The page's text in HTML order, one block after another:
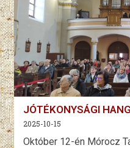
JÓTÉKONYSÁGI
2025-10-15
Október 12-én Mórocz